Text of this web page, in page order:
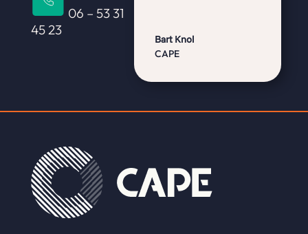
06 – 53 31
45 23
Bart Knol
CAPE